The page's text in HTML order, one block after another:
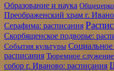
Образование и наука
Преображенский храм г.
Серафима: расписания
Скорбященское подворье:
События культуры
расписания Тюремное служение
собор г. Иваново: расписания